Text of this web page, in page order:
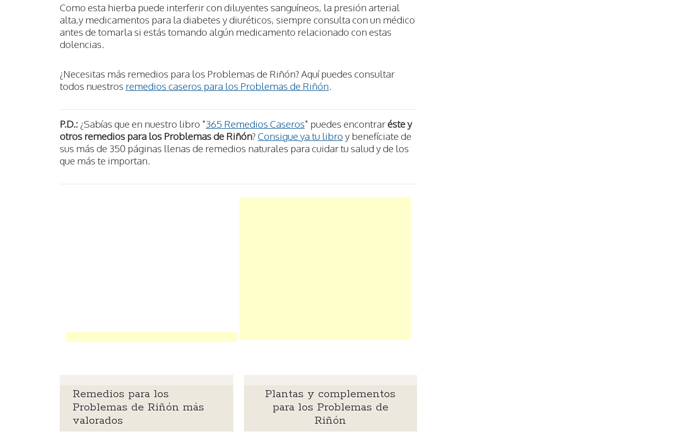
Como esta hierba puede interferir con diluyentes sanguíneos, la presión arterial
alta,y medicamentos para la diabetes y diuréticos, siempre consulta con un médico
antes de tomarla si estás tomando algún medicamento relacionado con estas
dolencias.
¿Necesitas más remedios para los Problemas de Riñón? Aquí puedes consultar
todos nuestros remedios caseros para los Problemas de Riñón.
P.D.: ¿Sabías que en nuestro libro "365 Remedios Caseros" puedes encontraréste y
otros remedios para los Problemas de Riñón? Consigue ya tu libro y benefíciate de
sus más de 350 páginas llenas de remedios naturales para cuidar tu salud y de los
que más te importan.
Remedios para los
Problemas de Riñón más
valorados
Plantas y complementos
para los Problemas de
Riñón